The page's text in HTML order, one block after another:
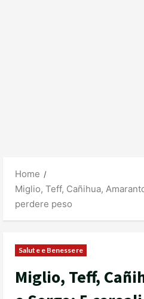
Home
Miglio, Teff, Cañihua,
perdere peso
Salute e Benessere
Miglio, Teff,